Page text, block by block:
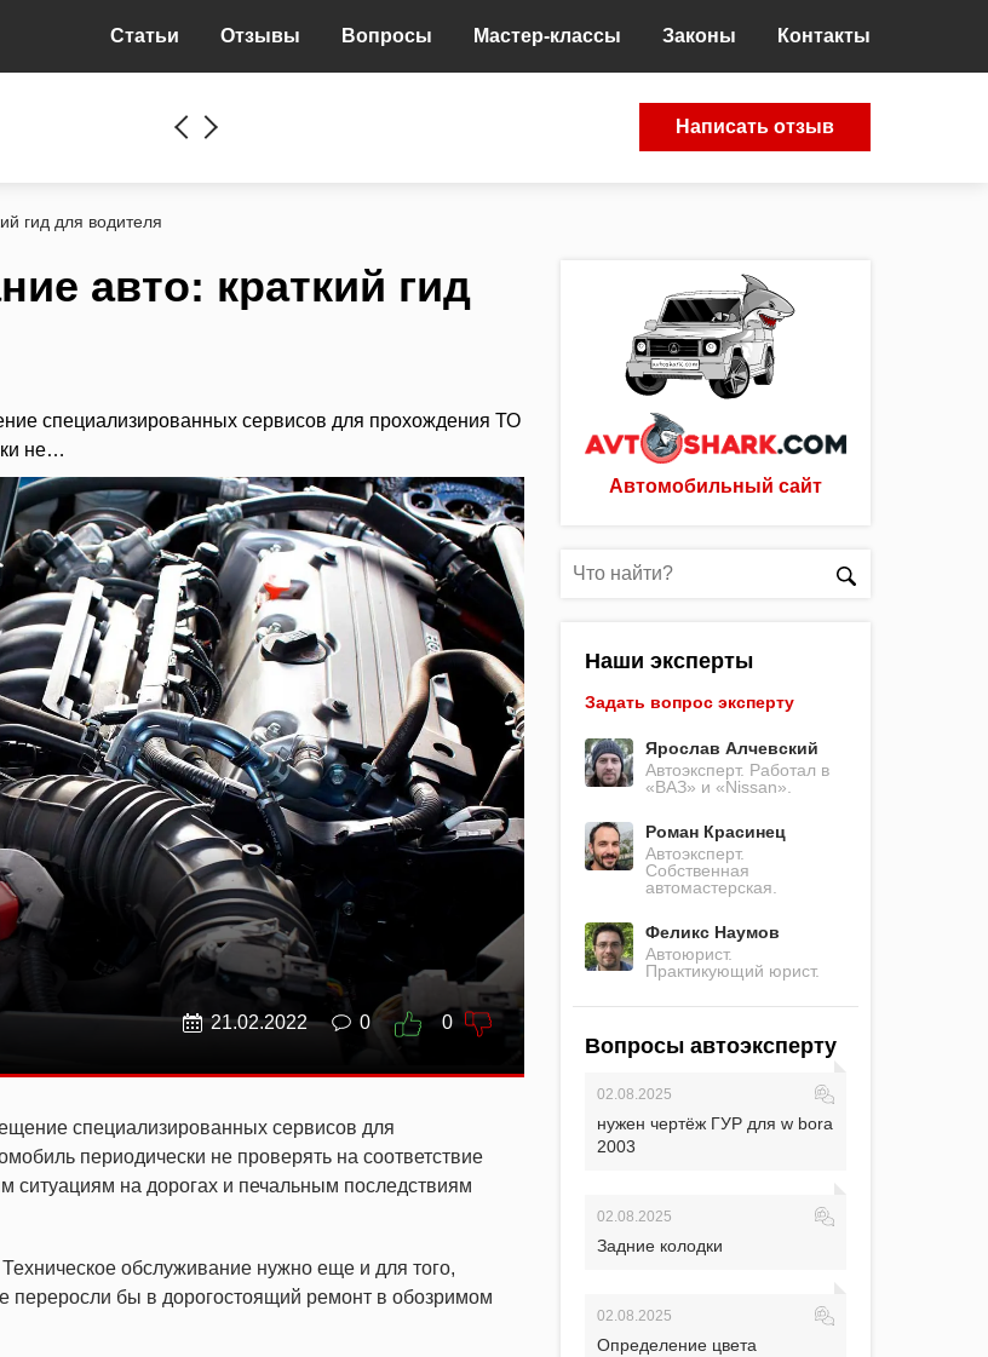
Статьи Отзывы Вопросы Мастер-классы Законы Контакты
Написать отзыв
гид для водителя
авто: краткий гид
специализированных сервисов для прохождения ТО
не…
21.02.2022 0 0
специализированных сервисов для
периодически не проверять на соответствие
ситуациям на дорогах и печальным последствиям
обслуживание нужно еще и для того,
переросли бы в дорогостоящий ремонт в обозримом
Автомобильный сайт
Наши эксперты
Задать вопрос эксперту
Ярослав Алчевский
Автоэксперт. Работал в
«ВАЗ» и «Nissan».
Роман Красинец
Автоэксперт.
Собственная
автомастерская.
Феликс Наумов
Автоюрист.
Практикующий юрист.
Вопросы автоэксперту
02.08.2025
нужен чертёж ГУР для w bora
2003
02.08.2025
Задние колодки
02.08.2025
Определение цвета